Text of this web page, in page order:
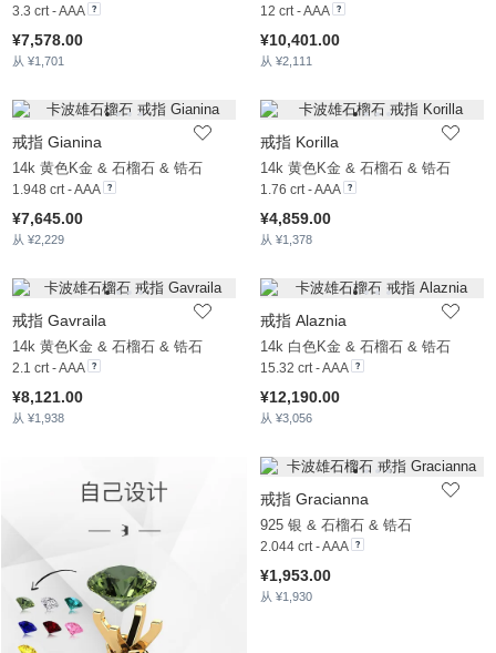
3.3 crt - AAA
¥7,578.00
从 ¥1,701
12 crt - AAA
¥10,401.00
从 ¥2,111
戒指 Gianina
14k 黄色K金 & 石榴石 & 锆石
1.948 crt - AAA
¥7,645.00
从 ¥2,229
戒指 Korilla
14k 黄色K金 & 石榴石 & 锆石
1.76 crt - AAA
¥4,859.00
从 ¥1,378
戒指 Gavraila
14k 黄色K金 & 石榴石 & 锆石
2.1 crt - AAA
¥8,121.00
从 ¥1,938
戒指 Alaznia
14k 白色K金 & 石榴石 & 锆石
15.32 crt - AAA
¥12,190.00
从 ¥3,056
戒指 Gracianna
925 银 & 石榴石 & 锆石
2.044 crt - AAA
¥1,953.00
从 ¥1,930